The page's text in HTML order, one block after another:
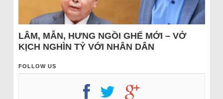
LÂM, MẪN, HƯNG NGỒI GHẾ MỚI – VỞ
KỊCH NGHÌN TỶ VỚI NHÂN DÂN
FOLLOW US